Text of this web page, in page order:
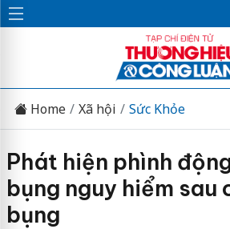
Home Xã hội Sức Khỏe
Phát hiện phình
bụng nguy hiểm sau
bụng